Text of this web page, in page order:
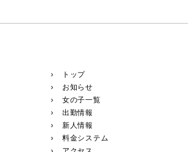
› トップ
› お知らせ
› 女の子一覧
› 出勤情報
› 新人情報
› 料金システム